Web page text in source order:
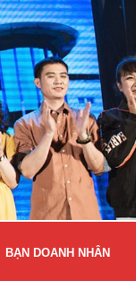
BẠN DOANH NHÂN